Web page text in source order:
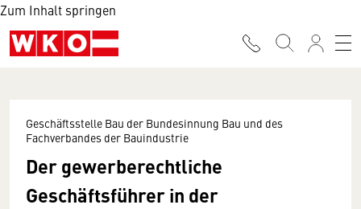
Zum Inhalt springen
Geschäftsstelle Bau der Bundesinnung Bau und des
Fachverbandes der Bauindustrie
Der gewerberechtliche
Geschäftsführer in der